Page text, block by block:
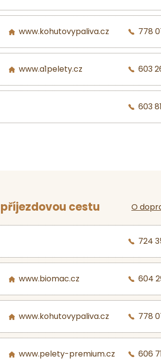
www.kohutovypaliva.cz 778
www.a1pelety.cz 603
603
cestu O
724
www.biomac.cz 604
www.kohutovypaliva.cz 778
www.pelety-premium.cz 606